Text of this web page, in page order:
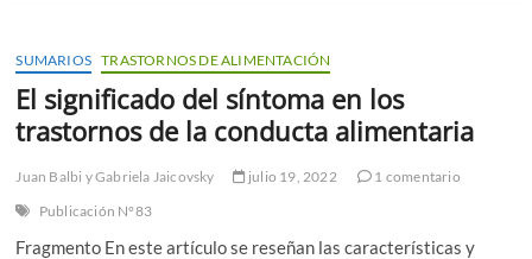
SUMARIOS TRASTORNOS DE ALIMENTACIÓN
El significado del síntoma en los
trastornos de la conducta alimentaria
Juan Balbi yGabriela Jaicovsky julio 19, 2022
1 comentario
Publicación N°83
Fragmento En este artículo se reseñan las características y